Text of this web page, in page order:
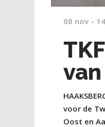
08 nov -
voor de
Oost en